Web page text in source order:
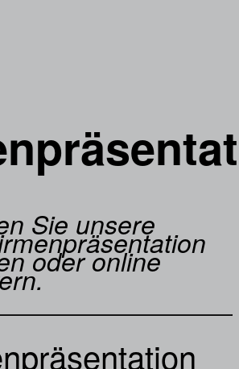
Sie unsere
oder online